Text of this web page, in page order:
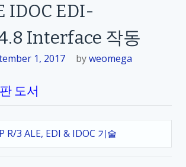
IDOC EDI-
Interface 작동
1, 2017 byweomega
도서
R/3 ALE, EDI & IDOC 기술